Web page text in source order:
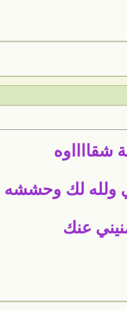
شقااااوه
ولله لك وحششه
عنك